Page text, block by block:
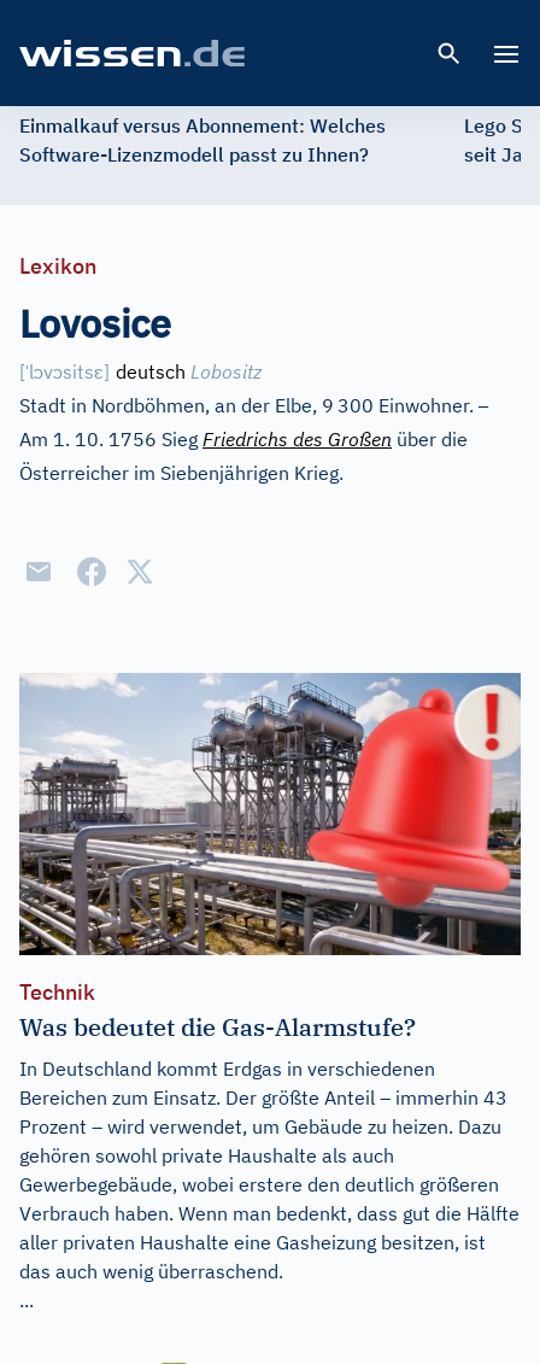
Einmalkauf versus Abonnement: Welches
Software-Lizenzmodell passt zu Ihnen?
Lego
seit
Lexikon
Lovosice
[ˈlɔvɔsitsɛ] deutsch Lobositz
Stadt in Nordböhmen, an der Elbe, 9 300 Einwohner.–
Am 1. 10. 1756 Sieg Friedrichs des Großen über die
Österreicher im Siebenjährigen Krieg.
Technik
Was bedeutet die Gas-Alarmstufe?
In Deutschland kommt Erdgas in verschiedenen
Bereichen zum Einsatz. Der größte Anteil – immerhin 43
Prozent – wird verwendet, um Gebäude zu heizen. Dazu
gehören sowohl private Haushalte als auch
Gewerbegebäude, wobei erstere den deutlich größeren
Verbrauch haben. Wenn man bedenkt, dass gut die Hälfte
aller privaten Haushalte eine Gasheizung besitzen, ist
das auch wenig überraschend.
...